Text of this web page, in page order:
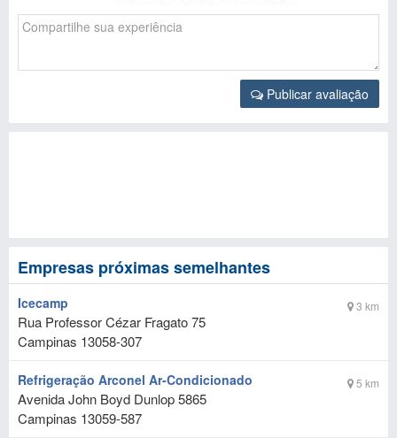
Publicar avaliação
Empresas próximas semelhantes
3 km
Icecamp
Rua Professor Cézar Fragato 75
Campinas 13058-307
5 km
Refrigeração Arconel Ar-Condicionado
Avenida John Boyd Dunlop 5865
Campinas 13059-587